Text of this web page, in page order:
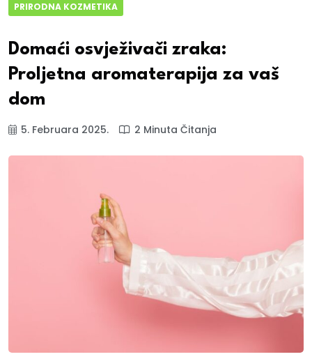
PRIRODNA KOZMETIKA
Domaći osvježivači zraka:
Proljetna aromaterapija za vaš
dom
5. Februara 2025. 2 Minuta Čitanja